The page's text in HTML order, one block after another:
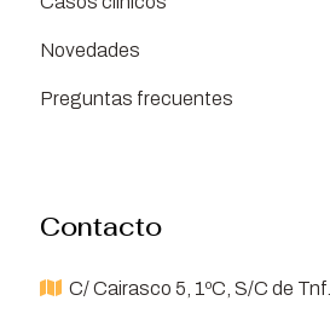
Novedades
Preguntas frecuentes
Contacto
C/ Cairasco 5, 1ºC, S/C de Tnf.